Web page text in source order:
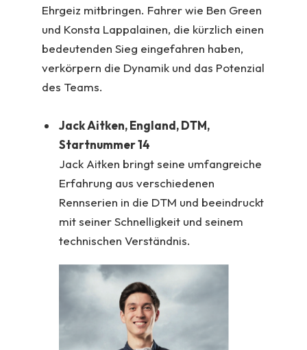
Ehrgeiz mitbringen. Fahrer wie Ben Green
und Konsta Lappalainen, die kürzlich einen
bedeutenden Sieg eingefahren haben,
verkörpern die Dynamik und das Potenzial
des Teams.
Jack Aitken, England, DTM,
Startnummer 14
Jack Aitken bringt seine umfangreiche
Erfahrung aus verschiedenen
Rennserien in die DTM und beeindruckt
mit seiner Schnelligkeit und seinem
technischen Verständnis.